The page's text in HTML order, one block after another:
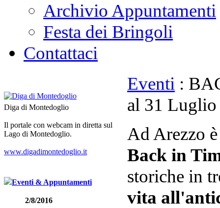
Archivio Appuntamenti
Festa dei Bringoli
Contattaci
Diga di Montedoglio
Il portale con webcam in diretta sul
Lago di Montedoglio.
www.digadimontedoglio.it
Eventi & Appuntamenti
2/8/2016
Eventi :
al 31 Luglio
Ad Arezzo
Back in
storiche in
vita